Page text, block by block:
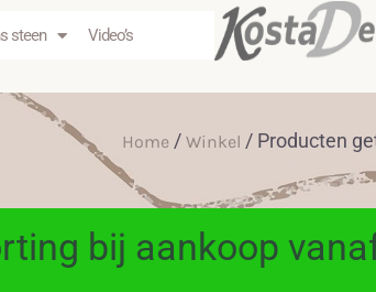
steen Video’s
Home / Winkel / Producten
bij aankoop